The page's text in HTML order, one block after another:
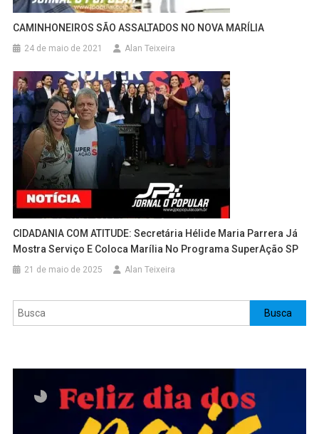
CAMINHONEIROS SÃO ASSALTADOS NO NOVA MARÍLIA
24 de maio de 2021 Alan Teixeira
CIDADANIA COM ATITUDE: Secretária Hélide Maria Parrera Já
Mostra Serviço E Coloca Marília No Programa SuperAção SP
21 de maio de 2025 Alan Teixeira
Pesquisar Busca